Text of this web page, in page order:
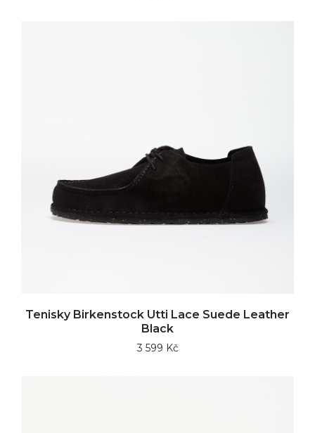
Tenisky Birkenstock Utti Lace Suede Leather
Black
3 599 Kč